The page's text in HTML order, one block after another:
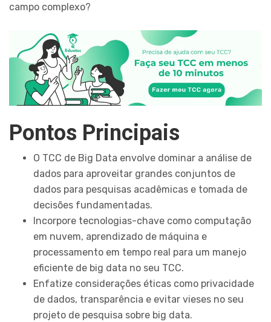
campo complexo?
Pontos Principais
O TCC de Big Data envolve dominar a análise de
dados para aproveitar grandes conjuntos de
dados para pesquisas acadêmicas e tomada de
decisões fundamentadas.
Incorpore tecnologias-chave como computação
em nuvem, aprendizado de máquina e
processamento em tempo real para um manejo
eficiente de big data no seu TCC.
Enfatize considerações éticas como privacidade
de dados, transparência e evitar vieses no seu
projeto de pesquisa sobre big data.